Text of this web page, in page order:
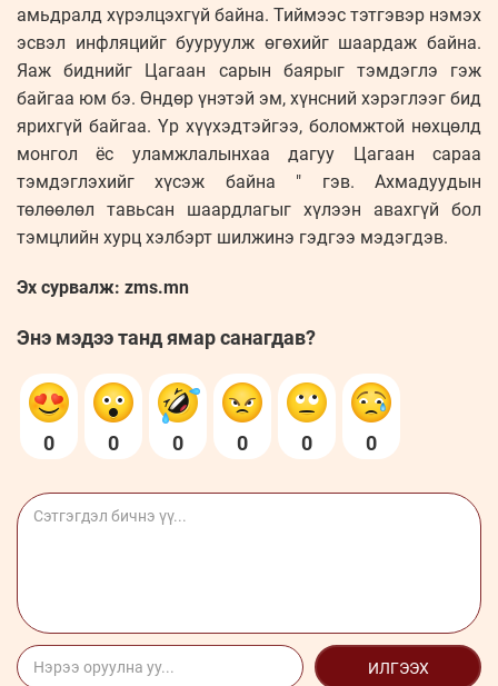
амьдралд хүрэлцэхгүй байна. Тиймээс тэтгэвэр нэмэх
эсвэл инфляцийг бууруулж өгөхийг шаардаж байна.
Яаж биднийг Цагаан сарын баярыг тэмдэглэ гэж
байгаа юм бэ. Өндөр үнэтэй эм, хүнсний хэрэглээг бид
ярихгүй байгаа. Үр хүүхэдтэйгээ, боломжтой нөхцөлд
монгол ёс уламжлалынхаа дагуу Цагаан сараа
тэмдэглэхийг хүсэж байна " гэв. Ахмадуудын
төлөөлөл тавьсан шаардлагыг хүлээн авахгүй бол
тэмцлийн хурц хэлбэрт шилжинэ гэдгээ мэдэгдэв.
Эх сурвалж: zms.mn
Энэ мэдээ танд ямар санагдав?
0 0 0 0 0 0
ИЛГЭЭХ